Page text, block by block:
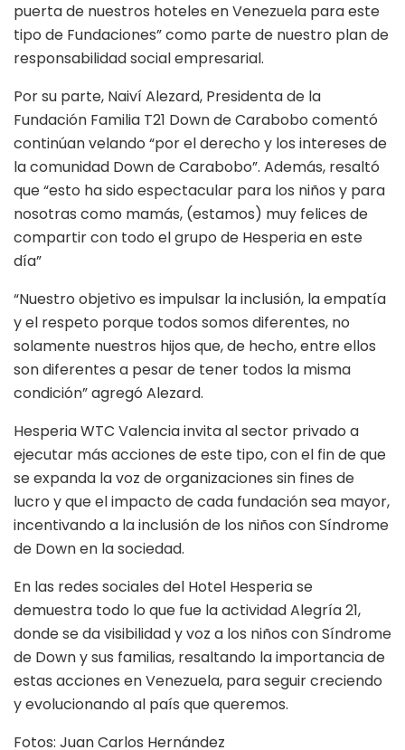
puerta de nuestros hoteles en Venezuela para este
tipo de Fundaciones” como parte de nuestro plan de
responsabilidad social empresarial.
Por su parte, Naiví Alezard, Presidenta de la
Fundación Familia T21 Down de Carabobo comentó
continúan velando “por el derecho y los intereses de
la comunidad Down de Carabobo”. Además, resaltó
que “esto ha sido espectacular para los niños y para
nosotras como mamás, (estamos) muy felices de
compartir con todo el grupo de Hesperia en este
día”
“Nuestro objetivo es impulsar la inclusión, la empatía
y el respeto porque todos somos diferentes, no
solamente nuestros hijos que, de hecho, entre ellos
son diferentes a pesar de tener todos la misma
condición” agregó Alezard.
Hesperia WTC Valencia invita al sector privado a
ejecutar más acciones de este tipo, con el fin de que
se expanda la voz de organizaciones sin fines de
lucro y que el impacto de cada fundación sea mayor,
incentivando a la inclusión de los niños con Síndrome
de Down en la sociedad.
En las redes sociales del Hotel Hesperia se
demuestra todo lo que fue la actividad Alegría 21,
donde se da visibilidad y voz a los niños con Síndrome
de Down y sus familias, resaltando la importancia de
estas acciones en Venezuela, para seguir creciendo
y evolucionando al país que queremos.
Fotos: Juan Carlos Hernández